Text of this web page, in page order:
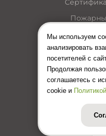
Каталог
Каталог
Каталог
Каталог
Инструкция
Цены
Мы используем
анализировать
посетителей с
Продолжая
соглашаетесь с
cookie и